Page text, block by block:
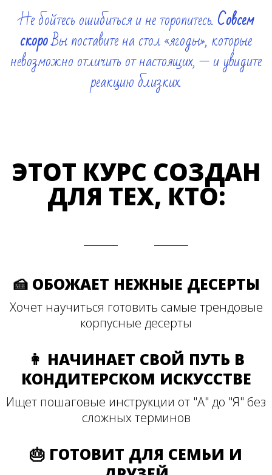
Не бойтесь ошибиться и не торопитесь. Совсем
скороВы поставите на стол «ягоды», которые
невозможно отличить от настоящих, — и увидите
реакцию близких.
ЭТОТ КУРС СОЗДАН
ДЛЯ ТЕХ, КТО:
🍰 ОБОЖАЕТ НЕЖНЫЕ ДЕСЕРТЫ
Хочет научиться готовить самые трендовые
корпусные десерты
👩 НАЧИНАЕТ СВОЙ ПУТЬ В
КОНДИТЕРСКОМ ИСКУССТВЕ
Ищет пошаговые инструкции от "А" до "Я" без
сложных терминов
🎂 ГОТОВИТ ДЛЯ СЕМЬИ И